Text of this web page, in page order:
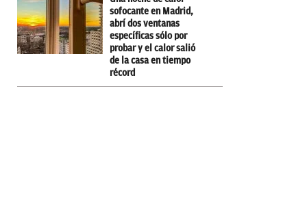
sofocante en Madrid,
abrí dos ventanas
específicas sólo por
probar y el calor salió
de la casa en tiempo
récord